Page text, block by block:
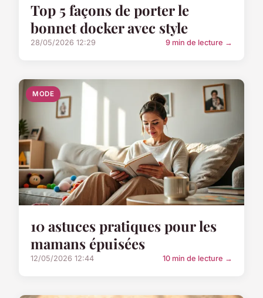
Top 5 façons de porter le
bonnet docker avec style
28/05/2026 12:29 9 min de lecture →
MODE
10 astuces pratiques pour les
mamans épuisées
12/05/2026 12:44 10 min de lecture →